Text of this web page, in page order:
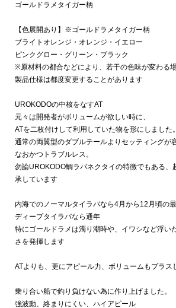
ゴールドラメタイガー柄
【色展開あり】※ゴールドラメタイガー柄
ブライトオレンジ・オレンジ・イエロー
ピンクグロー・グリーン・ブラック
※原材料の都合などにより、若干の色味が変わる
製品仕様は都度変更することがあります
UROKODOの中核をなすAT
元々は開発者がボリュームが欲しい時に、
ATを二枚付けして利用していた物を形にしました。
通常の両翼型のダブルテールよりセッティングが
なおかつトラブルレス。
勿論UROKODO鯛ラバネクタイの特徴でもある、
承しています
内海でのノーマルタイラバなら4月から12月頃の
ディープタイラバなら通年
特にゴールドラメは濁り潮時や、イワシなど浮い
さを発揮します
ATよりも、更にアピール力、ボリュームもプラス
乗り合い船で釣り負けない為に作り上げました。
強波動、絡まりにくい、ハイアピール